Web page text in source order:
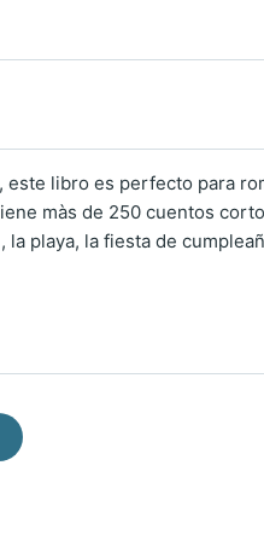
libro es perfecto para
màs de 250 cuentos
playa, la fiesta de